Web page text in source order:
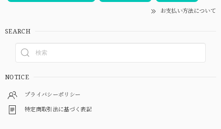
お支払い方法について
SEARCH
NOTICE
プライバシーポリシー
特定商取引法に基づく表記